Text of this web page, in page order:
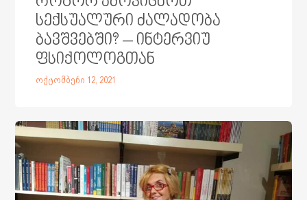
სექსუალური ძალადობა
ბავშვებში? – ინტერვიუ
ფსიქოლოგთან
ოქტომბერი 12, 2021